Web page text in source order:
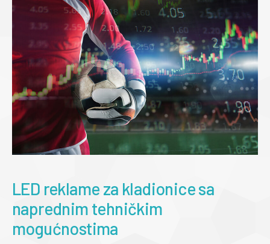
LED reklame za kladionice sa
naprednim tehničkim
mogućnostima